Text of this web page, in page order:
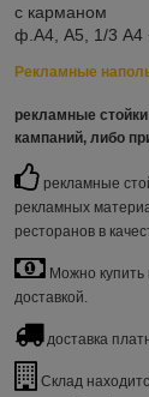
с карманом
ф.А4, А5, 1/3 А4
Рекламные
рекламные стойки
кампаний, либо
рекламные
рекламных
ресторанов в
Можно купить
доставкой.
доставка
Склад